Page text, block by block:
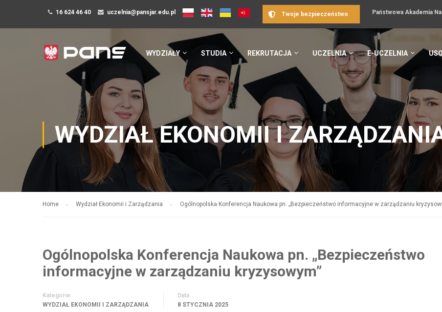
16 624 46 40 uczelnia@pansjar.edu.pl Państwowa Akademia
Twoje bezpieczeństwo
WYDZIAŁY STUDIA REKRUTACJA UCZELNIA E-UCZELNIA
WYDZIAŁ EKONOMII I
Home Wydział Ekonomii i Zarządzania Ogólnopolska Konferencja Naukowa pn. „Bezpieczeństwo informacyjne w zarządzaniu
Ogólnopolska Konferencja Naukowa pn. „Bezpieczeństwo
informacyjne w zarządzaniu kryzysowym”
Kategorie
WYDZIAŁ EKONOMII I ZARZĄDZANIA
Data
8 STYCZNIA 2025